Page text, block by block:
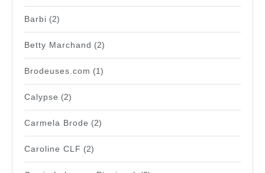
Barbi (2)
Betty Marchand (2)
Brodeuses.com (1)
Calypse (2)
Carmela Brode (2)
Caroline CLF (2)